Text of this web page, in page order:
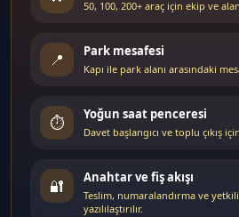
50, 100, 200+ araç için ekip ve
📍 Park mesafesi
Kapı ile park alanı arasındaki
⏱️ Yoğun saat penceresi
Davet başlangıcı ve toplu çıkış
🔐 Anahtar ve fiş akışı
Teslim, numaralandırma ve
yazılılaştırılır.